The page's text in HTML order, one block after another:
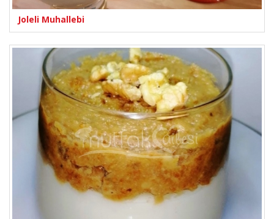
Joleli Muhallebi